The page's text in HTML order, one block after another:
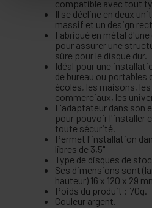
compatible avec tout
Il se décline en deux
massif et un design
Fabriqué en métal
pour assurer une
sûre pour le disque dur.
Idéal pour une
de bureau ou portables
écoles, les maisons,
commerciaux, les
L'adaptateur dans son
pour pouvoir l'installer
toute sécurité.
Permet l'installation
libres de 3,5"
Type de disques de
Ses dimensions sont
hauteur) 16 x 120 x 29
Poids du produit : 70g.
Couleur argent.